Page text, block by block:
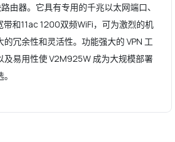
由器。它具有专用的千兆以太网端口、
带和11ac 1200双频WiFi，可为激烈的机
冗余性和灵活性。功能强大的 VPN 工
及易用性使 V2M925W 成为大规模部署